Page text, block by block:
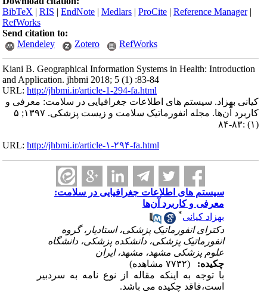
BibTeX |RIS |EndNote |Medlars |ProCite |Reference Manager
RefWorks
Send citation to:
Mendeley
Zotero RefWorks
Kiani B. Geographical Information Systems in Health: Introduction
and Application. jhbmi 2018; 5 (1) :83-84
URL:http://jhbmi.ir/article-1-294-fa.html
کیانی بهزاد. سیستم های اطلاعات جغرافیایی در سلامت: معرفی و
کاربرد آن‌ها. مجله انفورماتیک سلامت و زیست پزشکی. ۱۳۹۷; ۵
URL:http://jhbmi.ir/article-۱-۲۹۴-fa.html
سیستم های اطلاعات جغرافیایی در سلامت:
معرفی و کاربرد آن‌ها
بهزاد کیانی
دکترای انفورماتیک پزشکی، استادیار، گروه
انفورماتیک پزشکی، دانشکده پزشکی، دانشگاه
علوم پزشکی مشهد، مشهد، ایران
چکیده:
با توجه به اینکه مقاله از نوع نامه به سردبیر
است،فاقد چکیده می باشد.